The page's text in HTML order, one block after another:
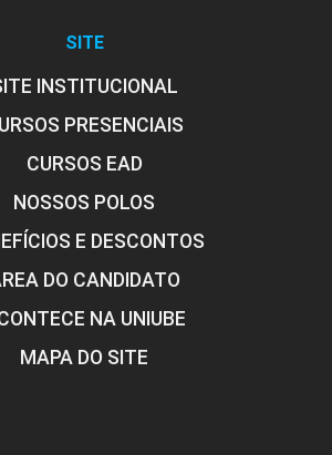
45
E CLASSIFICAÇÃO
SITE
INSTITUCIONAL
PRESENCIAIS
CURSOS EAD
NOSSOS POLOS
E DESCONTOS
DO CANDIDATO
NA UNIUBE
MAPA DO SITE